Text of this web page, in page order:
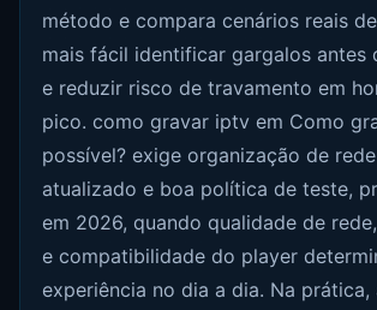
método e compara cenários reais
mais fácil identificar gargalos antes
e reduzir risco de travamento em
pico. como gravar iptv em Como
possível? exige organização de
atualizado e boa política de teste,
em 2026, quando qualidade de
e compatibilidade do player
experiência no dia a dia. Na prática,